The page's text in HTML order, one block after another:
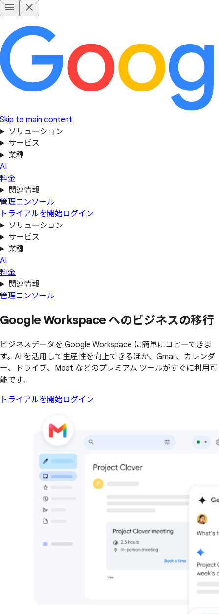
Skip to main content
ソリューション
サービス
業種
AI
料金
関連情報
管理コンソール
トライアルを開始ログイン
ソリューション
サービス
業種
AI
料金
関連情報
管理コンソール
Google Workspace へのビジネスの移行
ビジネスデータを Google Workspace に簡単にコピーできま
す。AI を活用して生産性を向上できるほか、Gmail、カレンダ
ー、ドライブ、Meet などのプレミアム ツールがすぐに利用可
能です。
トライアルを開始ログイン